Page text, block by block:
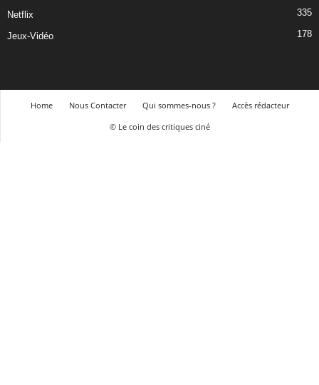
Netflix 335
Jeux-Vidéo 178
Home Nous Contacter Qui sommes-nous ?
Accès rédacteur
© Le coin des critiques ciné